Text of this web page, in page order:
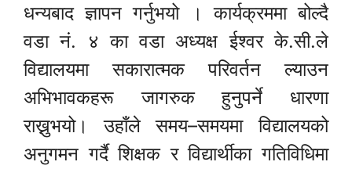
धन्यबाद ज्ञापन गर्नुभयो । कार्यक्रममा बोल्दै
वडा नं. ४ का वडा अध्यक्ष ईश्वर के.सी.ले
विद्यालयमा सकारात्मक परिवर्तन ल्याउन
अभिभावकहरू जागरुक हुनुपर्ने धारणा
राख्नुभयो। उहाँले समय–समयमा विद्यालयको
अनुगमन गर्दै शिक्षक र विद्यार्थीका गतिविधिमा